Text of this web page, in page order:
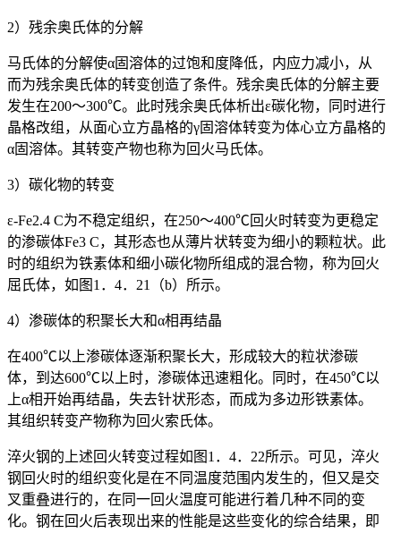
2）残余奥氏体的分解
马氏体的分解使α固溶体的过饱和度降低，内应力减小，从
而为残余奥氏体的转变创造了条件。残余奥氏体的分解主要
发生在200～300℃。此时残余奥氏体析出ε碳化物，同时进行
晶格改组，从面心立方晶格的γ固溶体转变为体心立方晶格的
α固溶体。其转变产物也称为回火马氏体。
3）碳化物的转变
ε-Fe2.4 C为不稳定组织，在250～400℃回火时转变为更稳定
的渗碳体Fe3 C，其形态也从薄片状转变为细小的颗粒状。此
时的组织为铁素体和细小碳化物所组成的混合物，称为回火
屈氏体，如图1．4．21（b）所示。
4）渗碳体的积聚长大和α相再结晶
在400℃以上渗碳体逐渐积聚长大，形成较大的粒状渗碳
体，到达600℃以上时，渗碳体迅速粗化。同时，在450℃以
上α相开始再结晶，失去针状形态，而成为多边形铁素体。
其组织转变产物称为回火索氏体。
淬火钢的上述回火转变过程如图1．4．22所示。可见，淬火
钢回火时的组织变化是在不同温度范围内发生的，但又是交
叉重叠进行的，在同一回火温度可能进行着几种不同的变
化。钢在回火后表现出来的性能是这些变化的综合结果，即